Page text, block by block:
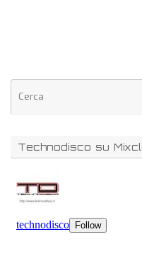
Technodisco su